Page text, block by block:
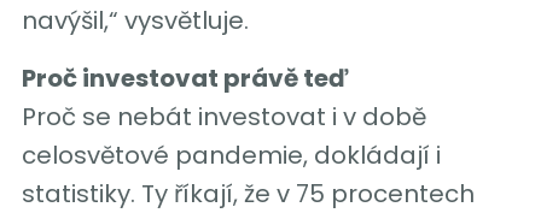
navýšil,“ vysvětluje.
Proč investovat právě teď
Proč se nebát investovat i v době
celosvětové pandemie, dokládají i
statistiky. Ty říkají, že v 75 procentech